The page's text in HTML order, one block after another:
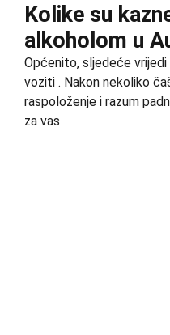
Kolike su
alkoholom u
Općenito, sljedeće
voziti . Nakon nekoliko
raspoloženje i razum
za vas